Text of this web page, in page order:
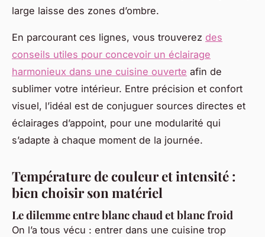
large laisse des zones d’ombre.
En parcourant ces lignes, vous trouverez des
conseils utiles pour concevoir un éclairage
harmonieux dans une cuisine ouverte afin de
sublimer votre intérieur. Entre précision et confort
visuel, l’idéal est de conjuguer sources directes et
éclairages d’appoint, pour une modularité qui
s’adapte à chaque moment de la journée.
Température de couleur et intensité :
bien choisir son matériel
Le dilemme entre blanc chaud et blanc froid
On l’a tous vécu : entrer dans une cuisine trop